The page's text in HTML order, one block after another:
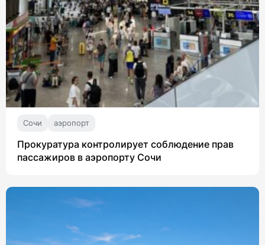
Сочи аэропорт
Прокуратура контролирует соблюдение прав
пассажиров в аэропорту Сочи